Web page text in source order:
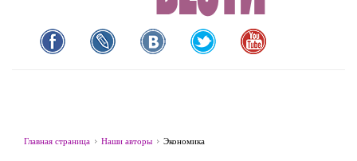
Главная страница Наши авторы Экономика